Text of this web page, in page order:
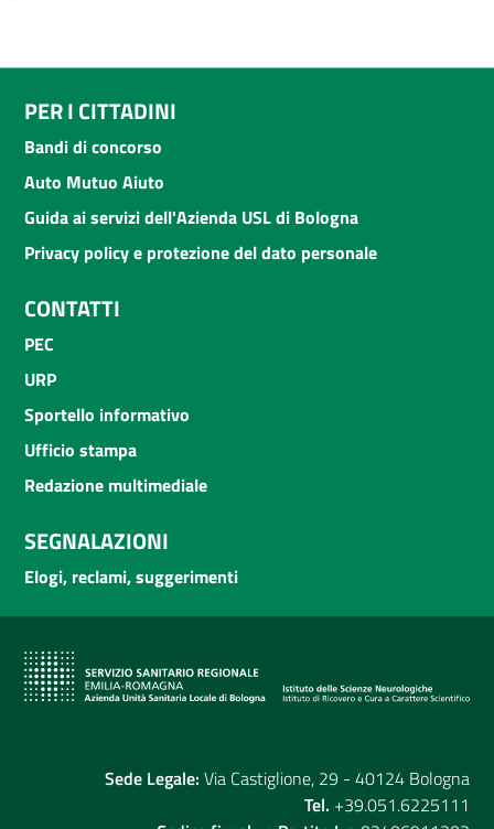
PER I CITTADINI
Bandi di concorso
Auto Mutuo Aiuto
Guida ai servizi dell'Azienda USL di Bologna
Privacy policy e protezione del dato personale
CONTATTI
PEC
URP
Sportello informativo
Ufficio stampa
Redazione multimediale
SEGNALAZIONI
Elogi, reclami, suggerimenti
Sede Legale: Via Castiglione, 29 - 40124 Bologna
Tel. +39.051.6225111